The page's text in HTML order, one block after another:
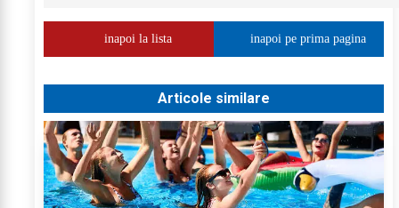
inapoi la lista inapoi pe prima pagina
Articole similare